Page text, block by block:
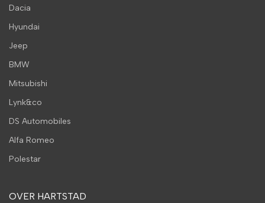
Dacia
Hyundai
Jeep
BMW
Mitsubishi
Lynk&co
DS Automobiles
Alfa Romeo
Polestar
OVER HARTSTAD